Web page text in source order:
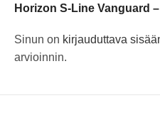
Horizon S-Line Vanguard
Sinun on kirjauduttava
arvioinnin.